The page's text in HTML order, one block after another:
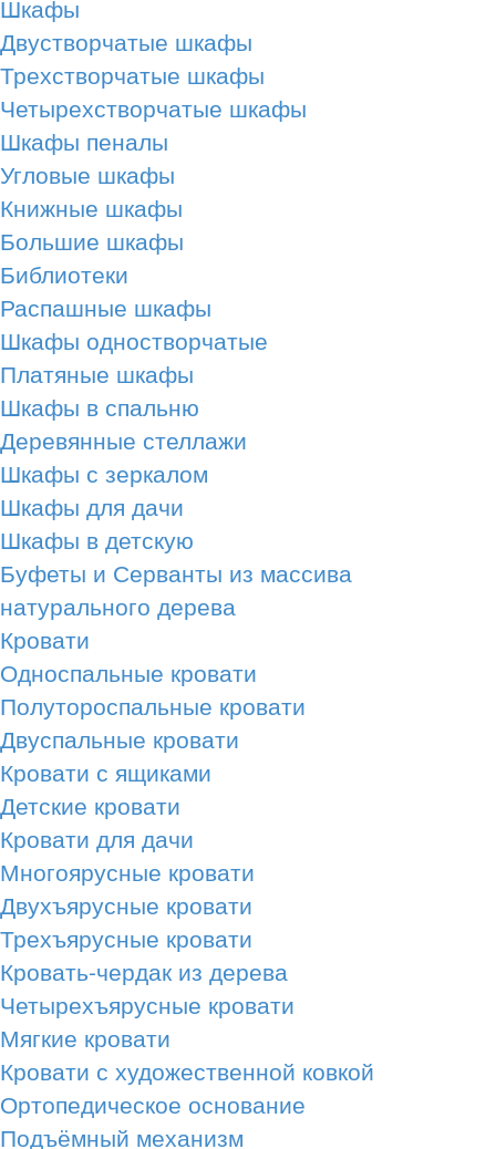
Шкафы
Двустворчатые шкафы
Трехстворчатые шкафы
Четырехстворчатые шкафы
Шкафы пеналы
Угловые шкафы
Книжные шкафы
Большие шкафы
Библиотеки
Распашные шкафы
Шкафы одностворчатые
Платяные шкафы
Шкафы в спальню
Деревянные стеллажи
Шкафы с зеркалом
Шкафы для дачи
Шкафы в детскую
Буфеты и Серванты из массива
натурального дерева
Кровати
Односпальные кровати
Полутороспальные кровати
Двуспальные кровати
Кровати с ящиками
Детские кровати
Кровати для дачи
Многоярусные кровати
Двухъярусные кровати
Трехъярусные кровати
Кровать-чердак из дерева
Четырехъярусные кровати
Мягкие кровати
Кровати с художественной ковкой
Ортопедическое основание
Подъёмный механизм